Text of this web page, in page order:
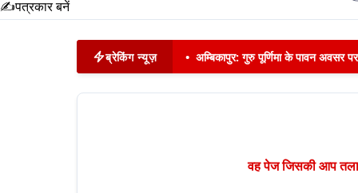
✍️पत्रकार बनें
ब्रेकिंग न्यूज़ • अम्बिकापुर: गुरु पूर्णिमा के पावन अवसर
वह पेज जिसकी आप